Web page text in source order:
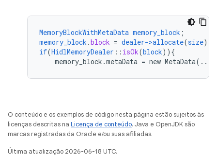
MemoryBlockWithMetaData memory_block ;
memory_block .block = dealer->allocate(size);
if(HidlMemoryDealer :: isOk(block)) {
memory_block.metaData = new MetaData(...)
O conteúdo e os exemplos de código nesta página estão sujeitos às
licenças descritas na Licença de conteúdo. Java e OpenJDK são
marcas registradas da Oracle e/ou suas afiliadas.
Última atualização 2026-06-18 UTC.